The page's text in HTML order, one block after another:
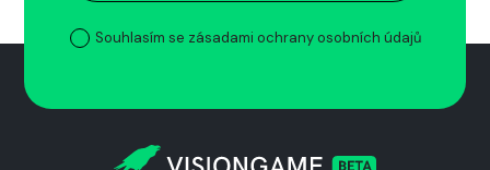
Souhlasím se zásadami ochrany osobních údajů